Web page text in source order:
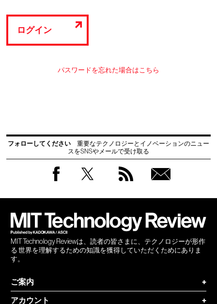
ログイン
パスワードを忘れた場合はこちら
フォローしてください
重要なテクノロジーとイノベーションのニュー
スをSNSやメールで受け取る
MIT Technology Reviewは、読者の皆さまに、テクノロジーが形作
る 世界を理解するための知識を獲得していただくためにありま
す。
ご案内
+
アカウント
+